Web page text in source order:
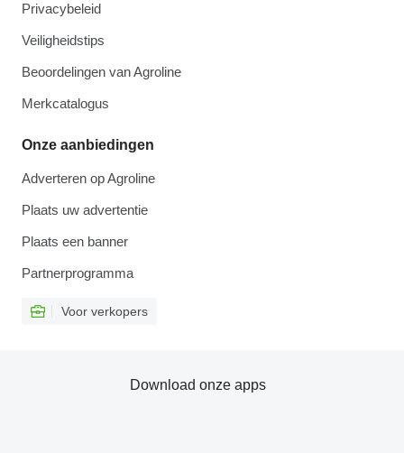
Privacybeleid
Veiligheidstips
Beoordelingen van Agroline
Merkcatalogus
Onze aanbiedingen
Adverteren op Agroline
Plaats uw advertentie
Plaats een banner
Partnerprogramma
Voor verkopers
Download onze apps